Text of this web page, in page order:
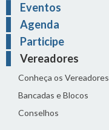
Eventos
Agenda
Participe
Vereadores
Conheça os Vereadores
Bancadas e Blocos
Conselhos